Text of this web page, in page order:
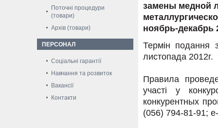
Поточні процедури
(товари)
Архів (товари)
ПЕРСОНАЛ
Соціальні гарантії
Навчання та розвиток
Вакансії
Контакти
замены медной
ноябрь-декабрь
Термін подання
листопада 2012г.
Правила
участі у
конкурентных
(056) 794-81-91;